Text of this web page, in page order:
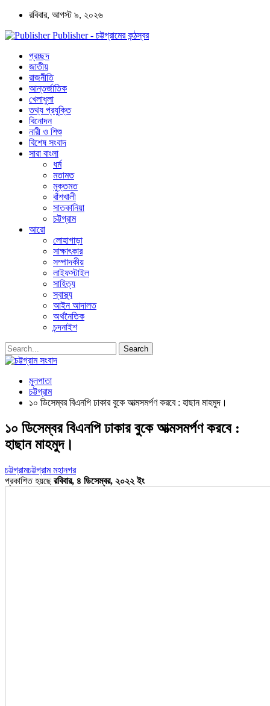
রবিবার, আগস্ট ৯, ২০২৬
Publisher - চট্টগ্রামের কন্ঠস্বর
প্রচ্ছদ
জাতীয়
রাজনীতি
আন্তর্জাতিক
খেলাধুলা
তথ্য প্রযুক্তি
বিনোদন
নারী ও শিশু
বিশেষ সংবাদ
সারা বাংলা
ধর্ম
মতামত
মুক্তমত
বাঁশখালী
সাতকানিয়া
চট্টগ্রাম
আরো
লোহাগাড়া
সাক্ষাৎকার
সম্পাদকীয়
লাইফস্টাইল
সাহিত্য
স্বাস্থ্য
আইন আদালত
অর্থনৈতিক
চন্দনাইশ
মূলপাতা
চট্টগ্রাম
১০ ডিসেম্বর বিএনপি ঢাকার বুকে আত্মসমর্পণ করবে : হাছান মাহমুদ।
১০ ডিসেম্বর বিএনপি ঢাকার বুকে আত্মসমর্পণ করবে :
হাছান মাহমুদ।
চট্টগ্রামচট্টগ্রাম মহানগর
প্রকাশিত হয়ছেরবিবার, ৪ ডিসেম্বর, ২০২২ ইং